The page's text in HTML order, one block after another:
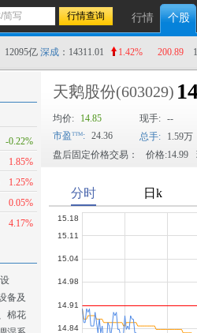
行情 个股
12095亿 深成 ：14311.01 1.42% 200.89
-0.22%
1.85%
1.25%
0.05%
4.17%
备及
棉花
天鹅股份(603029)
均价: 14.85 现手: --
市盈
: 24.36 总手:
1.59万
盘后固定价格交易：
价格:14.99